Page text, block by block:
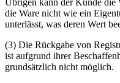
die Ware nicht wie ein
unterlässt, was deren Wert
(3) Die Rückgabe von
ist aufgrund ihrer
grundsätzlich nicht möglich.